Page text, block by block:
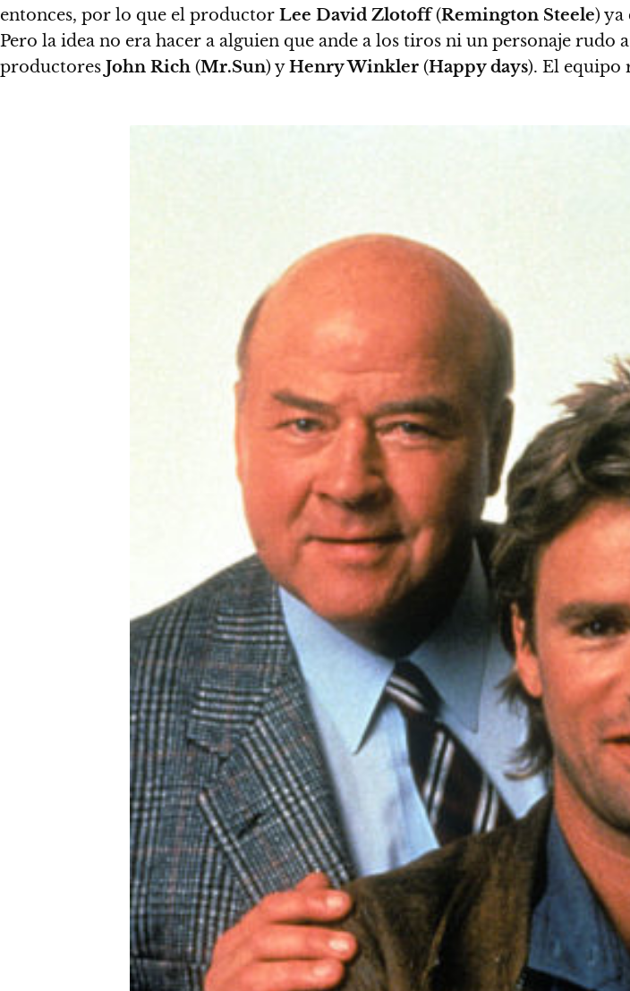
entonces, por lo que el productor Lee David Zlotoff(Remington Steele) ya
Pero la idea no era hacer a alguien que ande a los tiros ni un personaje rudo
productores John Rich (Mr.Sun) yHenry Winkler (Happy days). El equipo